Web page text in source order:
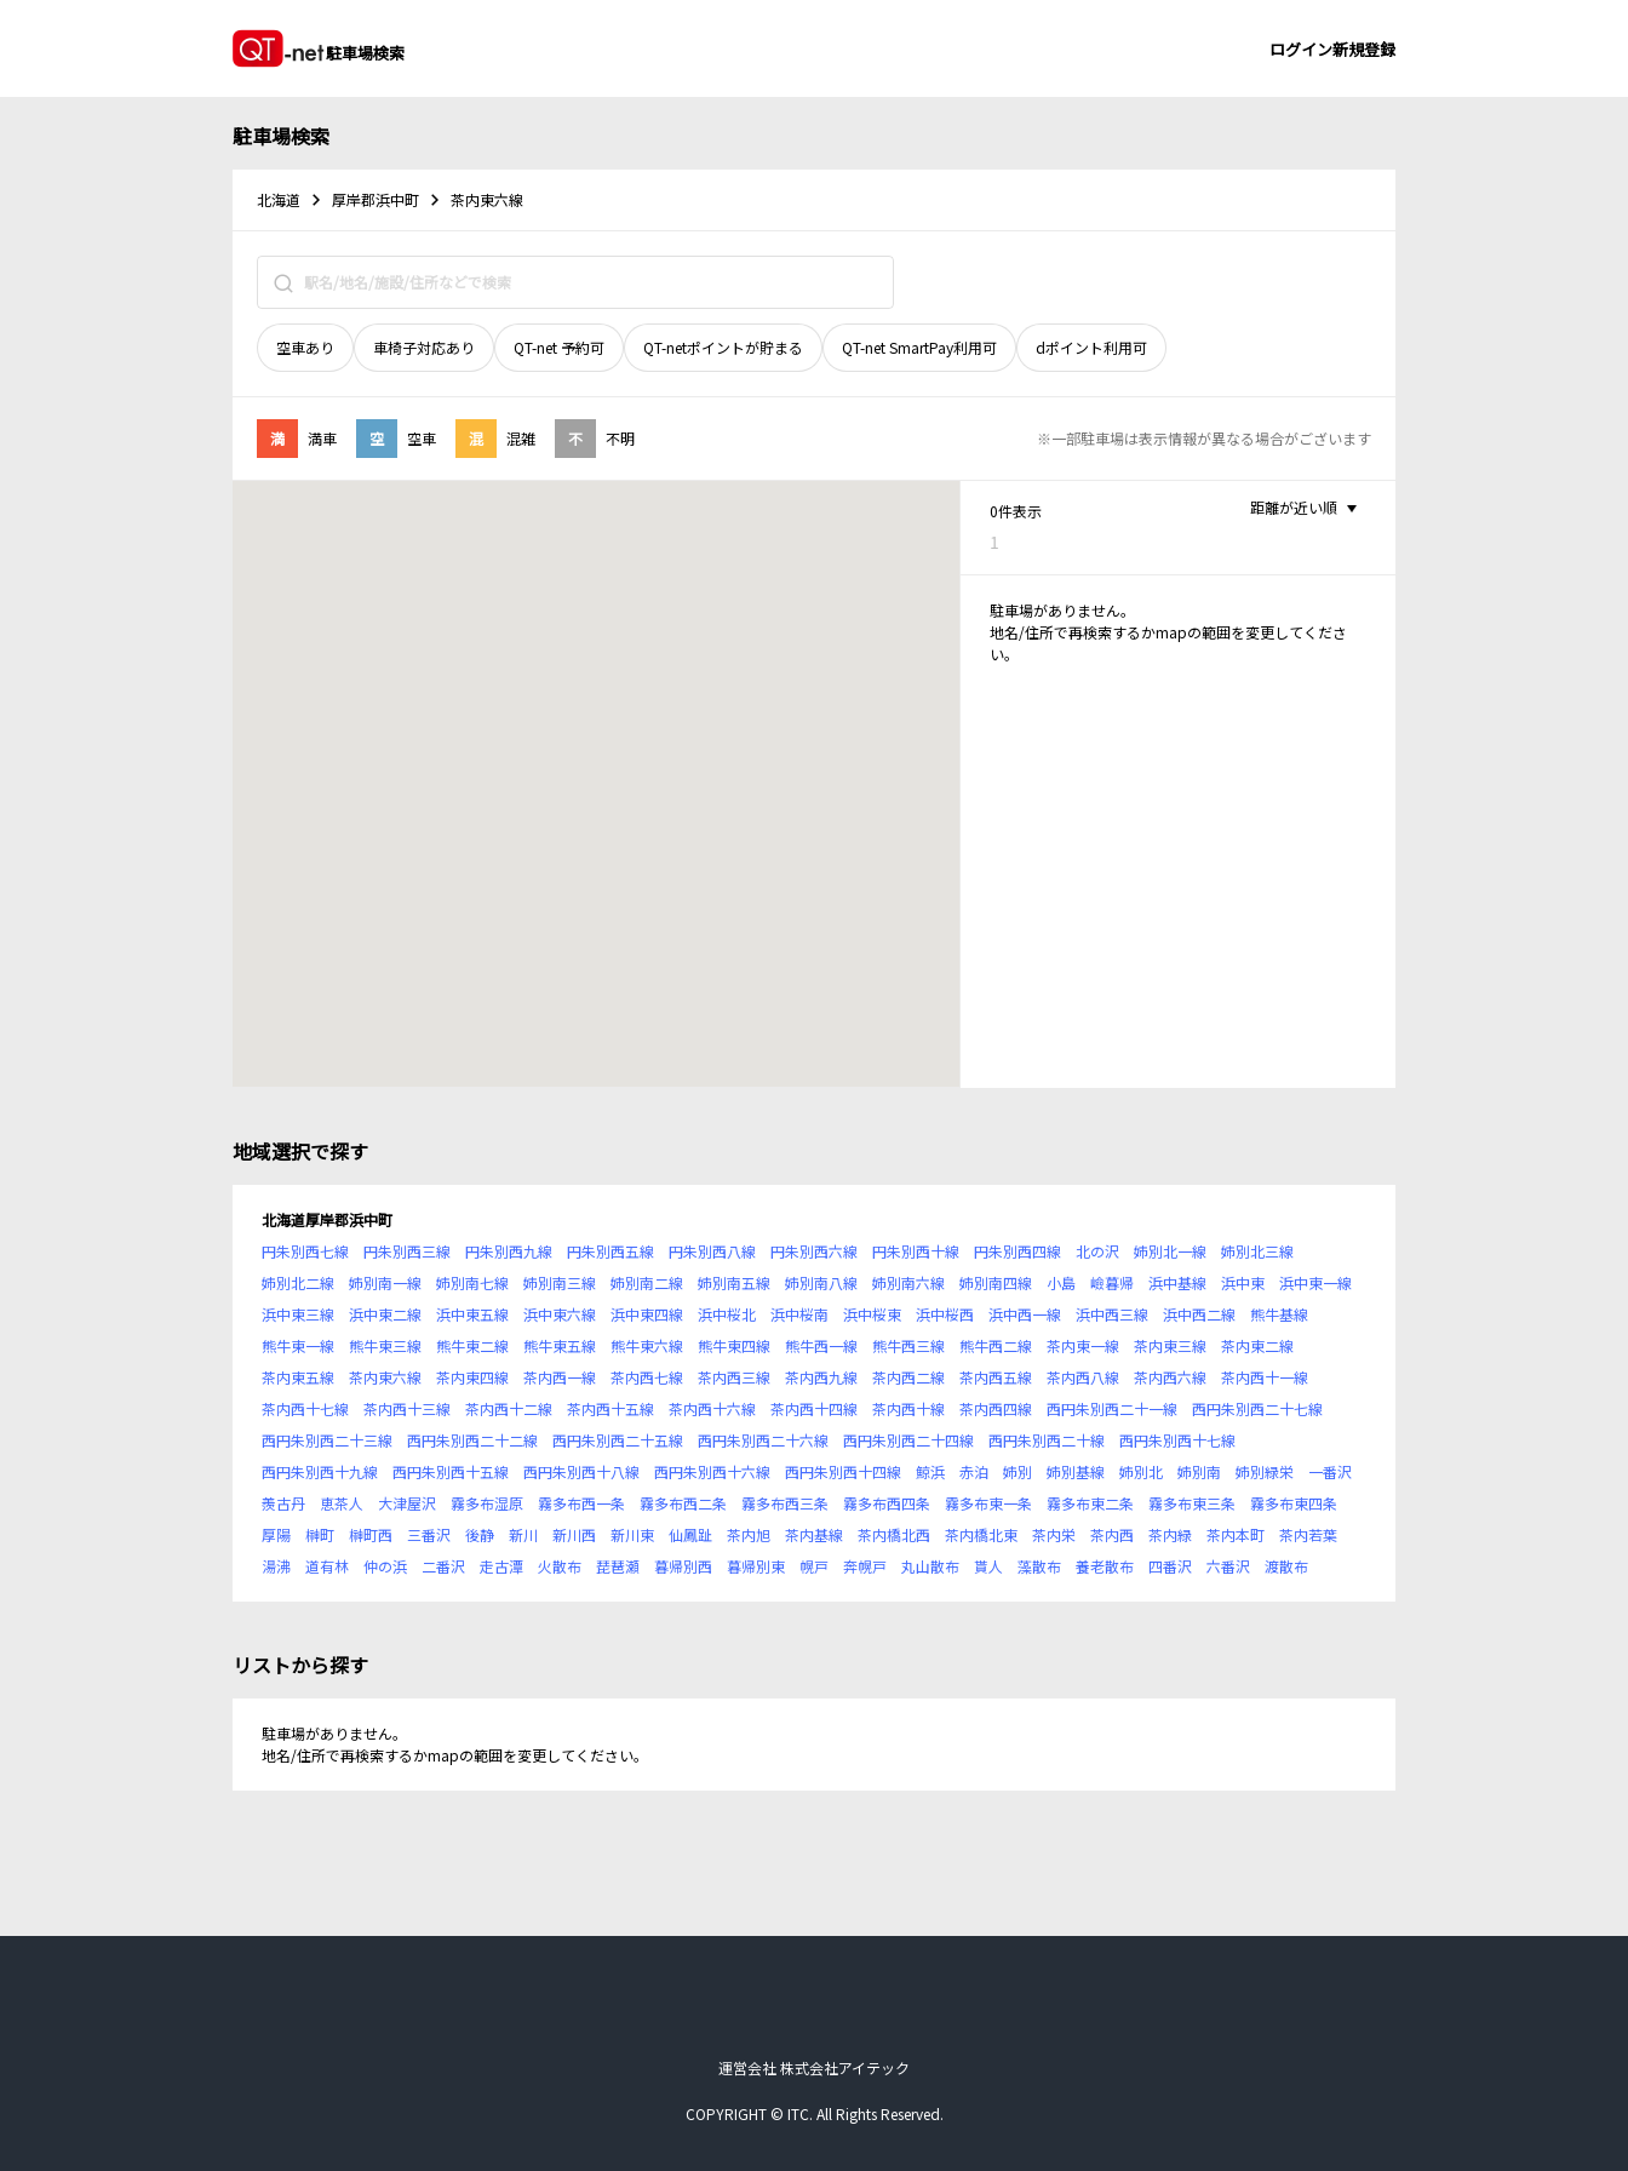
駐車場検索 ログイン新規登録
駐車場検索
北海道 厚岸郡浜中町 茶内東六線
空車あり 車椅子対応あり QT-net 予約可 QT-netポイントが貯まる QT-net SmartPay利用可 dポイント利用可
満 満車 空 空車 混 混雑 不 不明 ※一部駐車場は表示情報が異なる場合がございます
0件表示
1
距離が近い順
駐車場がありません。
地名/住所で再検索するかmapの範囲を変更してくださ
い。
地域選択で探す
北海道厚岸郡浜中町
円朱別西七線
円朱別西三線 円朱別西九線 円朱別西五線 円朱別西八線 円朱別西六線 円朱別西十線 円朱別西四線 北の沢 姉別北一線
姉別北三線
姉別北二線
姉別南一線 姉別南七線 姉別南三線 姉別南二線 姉別南五線 姉別南八線 姉別南六線 姉別南四線 小島 嶮暮帰 浜中基線 浜中東
浜中東一線
浜中東三線
浜中東二線 浜中東五線 浜中東六線 浜中東四線 浜中桜北 浜中桜南 浜中桜東 浜中桜西 浜中西一線 浜中西三線 浜中西二線
熊牛基線
熊牛東一線
熊牛東三線 熊牛東二線 熊牛東五線 熊牛東六線 熊牛東四線 熊牛西一線 熊牛西三線 熊牛西二線 茶内東一線 茶内東三線
茶内東二線
茶内東五線
茶内東六線 茶内東四線 茶内西一線 茶内西七線 茶内西三線 茶内西九線 茶内西二線 茶内西五線 茶内西八線 茶内西六線
茶内西十一線
茶内西十七線
茶内西十三線 茶内西十二線 茶内西十五線 茶内西十六線 茶内西十四線 茶内西十線 茶内西四線 西円朱別西二十一線
西円朱別西二十七線
西円朱別西二十三線
西円朱別西二十二線 西円朱別西二十五線 西円朱別西二十六線 西円朱別西二十四線 西円朱別西二十線
西円朱別西十七線
西円朱別西十九線
西円朱別西十五線 西円朱別西十八線 西円朱別西十六線 西円朱別西十四線 鯨浜 赤泊 姉別 姉別基線 姉別北 姉別南 姉別緑栄
一番沢
羨古丹
恵茶人 大津屋沢 霧多布湿原 霧多布西一条 霧多布西二条 霧多布西三条 霧多布西四条 霧多布東一条 霧多布東二条 霧多布東三条
霧多布東四条
厚陽
榊町 榊町西 三番沢 後静 新川 新川西 新川東 仙鳳趾 茶内旭 茶内基線 茶内橋北西 茶内橋北東 茶内栄 茶内西 茶内緑 茶内本町
茶内若葉
湯沸
道有林 仲の浜 二番沢 走古潭 火散布 琵琶瀬 暮帰別西 暮帰別東 幌戸 奔幌戸 丸山散布 貰人 藻散布 養老散布 四番沢 六番沢 渡散布
リストから探す
駐車場がありません。
地名/住所で再検索するかmapの範囲を変更してください。
運営会社 株式会社アイテック
COPYRIGHT © ITC. All Rights Reserved.